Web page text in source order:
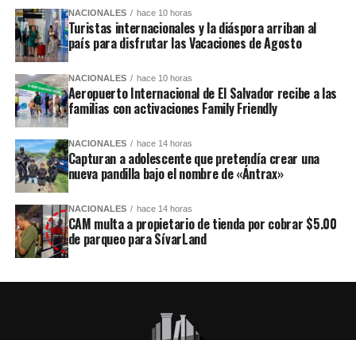
NACIONALES hace 10 horas
Turistas internacionales y la diáspora arriban al
país para disfrutar las Vacaciones de Agosto
NACIONALES hace 10 horas
Aeropuerto Internacional de El Salvador recibe a las
familias con activaciones Family Friendly
NACIONALES hace 14 horas
Capturan a adolescente que pretendía crear una
nueva pandilla bajo el nombre de «Ántrax»
NACIONALES hace 14 horas
CAM multa a propietario de tienda por cobrar $5.00
de parqueo para SívarLand